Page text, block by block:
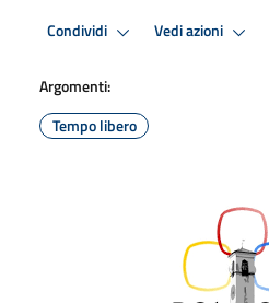
Condividi Vedi azioni
Argomenti:
Tempo libero